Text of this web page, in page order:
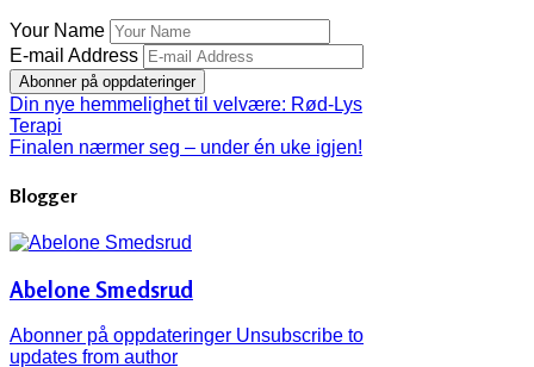
Your Name
E-mail Address
Abonner på oppdateringer
Din nye hemmelighet til velvære: Rød-Lys
Terapi
Finalen nærmer seg – under én uke igjen!
Blogger
Abelone Smedsrud
Abonner på oppdateringer Unsubscribe to
updates from author